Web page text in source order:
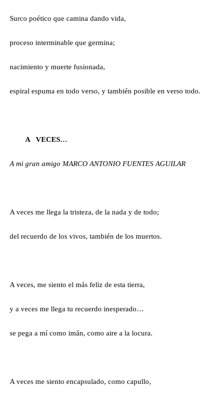
Surco poético que camina dando vida,
proceso interminable que germina;
nacimiento y muerte fusionada,
espiral espuma en todo verso, y también posible en verso todo.
A VECES…
A mi gran amigo MARCO ANTONIO FUENTES AGUILAR
A veces me llega la tristeza, de la nada y de todo;
del recuerdo de los vivos, también de los muertos.
A veces, me siento el más feliz de esta tierra,
y a veces me llega tu recuerdo inesperado…
se pega a mí como imán, como aire a la locura.
A veces me siento encapsulado, como capullo,